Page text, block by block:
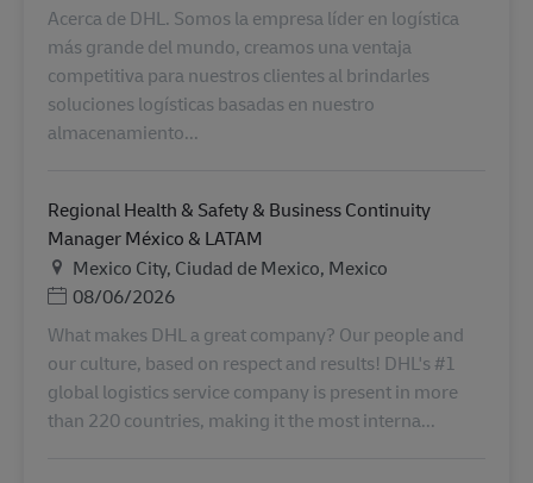
Acerca de DHL. Somos la empresa líder en logística
más grande del mundo, creamos una ventaja
competitiva para nuestros clientes al brindarles
soluciones logísticas basadas en nuestro
almacenamiento...
Regional Health & Safety & Business Continuity
Manager México & LATAM
地点Mexico City, Ciudad de Mexico, Mexico
Posted Date
08/06/2026
What makes DHL a great company? Our people and
our culture, based on respect and results! DHL's #1
global logistics service company is present in more
than 220 countries, making it the most interna...